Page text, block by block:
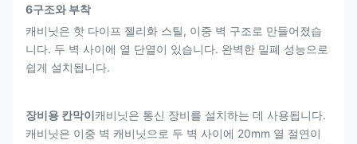
6구조와 부착
캐비닛은 핫 다이프 젤리화 스틸, 이중 벽 구조로 만들어졌습
니다. 두 벽 사이에 열 단열이 있습니다. 완벽한 밀폐 성능으로
쉽게 설치됩니다.
장비용 칸막이캐비닛은 통신 장비를 설치하는 데 사용됩니다.
캐비닛은 이중 벽 캐비닛으로 두 벽 사이에 20mm 열 절연이